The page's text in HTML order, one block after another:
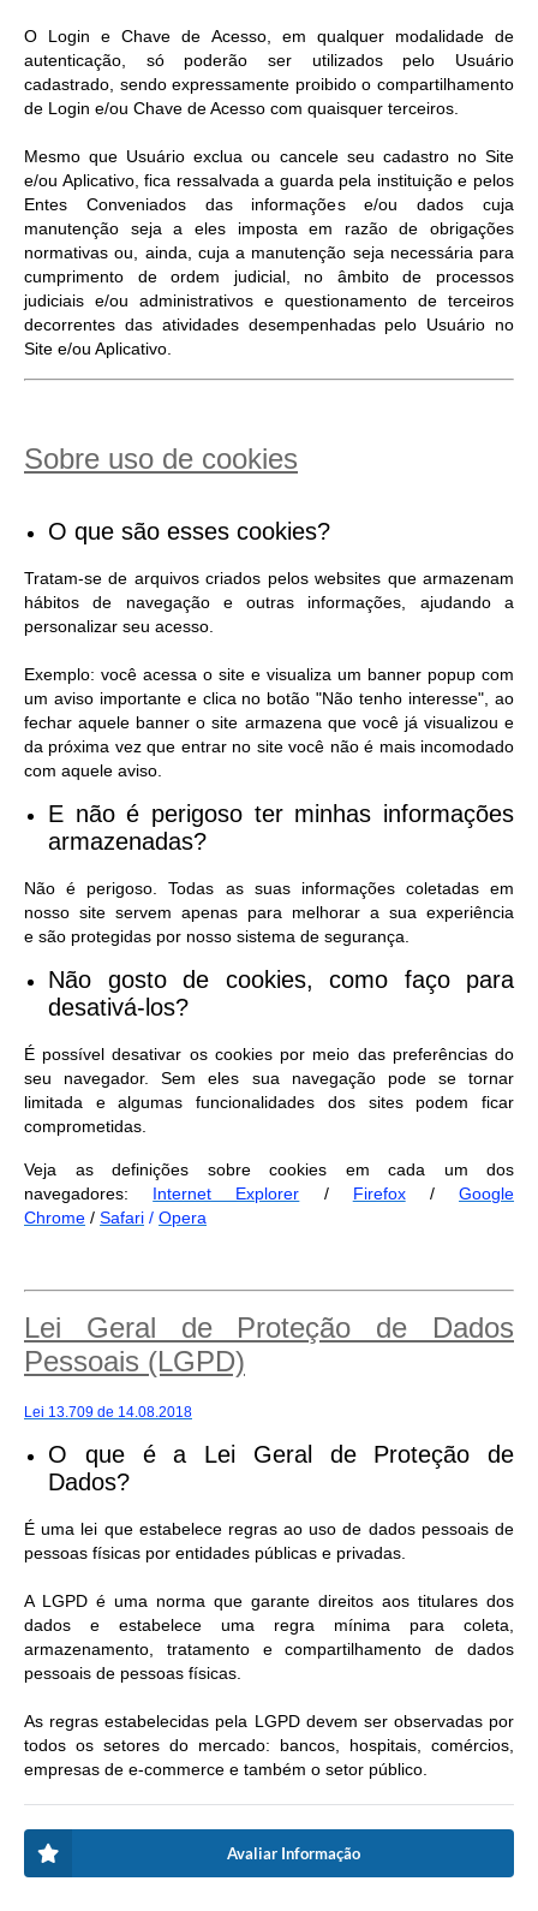
O Login e Chave de Acesso, em qualquer modalidade de
autenticação, só poderão ser utilizados pelo Usuário
cadastrado, sendo expressamente proibido o compartilhamento
de Login e/ou Chave de Acesso com quaisquer terceiros.
Mesmo que Usuário exclua ou cancele seu cadastro no Site
e/ou Aplicativo, fica ressalvada a guarda pela instituição e pelos
Entes Conveniados das informações e/ou dados cuja
manutenção seja a eles imposta em razão de obrigações
normativas ou, ainda, cuja a manutenção seja necessária para
cumprimento de ordem judicial, no âmbito de processos
judiciais e/ou administrativos e questionamento de terceiros
decorrentes das atividades desempenhadas pelo Usuário no
Site e/ou Aplicativo.
Sobre uso de cookies
O que são esses cookies?
Tratam-se de arquivos criados pelos websites que armazenam
hábitos de navegação e outras informações, ajudando a
personalizar seu acesso.
Exemplo: você acessa o site e visualiza um banner popup com
um aviso importante e clica no botão "Não tenho interesse", ao
fechar aquele banner o site armazena que você já visualizou e
da próxima vez que entrar no site você não é mais incomodado
com aquele aviso.
E não é perigoso ter minhas informações
armazenadas?
Não é perigoso. Todas as suas informações coletadas em
nosso site servem apenas para melhorar a sua experiência
e são protegidas por nosso sistema de segurança.
Não gosto de cookies, como faço para
desativá-los?
É possível desativar os cookies por meio das preferências do
seu navegador. Sem eles sua navegação pode se tornar
limitada e algumas funcionalidades dos sites podem ficar
comprometidas.
Veja as definições sobre cookies em cada um dos
navegadores: Internet Explorer / Firefox/Google
Chrome / Safari / Opera
Lei Geral de Proteção de Dados
Pessoais (LGPD)
Lei 13.709 de 14.08.2018
O que é a Lei Geral de Proteção de
Dados?
É uma lei que estabelece regras ao uso de dados pessoais de
pessoas físicas por entidades públicas e privadas.
A LGPD é uma norma que garante direitos aos titulares dos
dados e estabelece uma regra mínima para coleta,
armazenamento, tratamento e compartilhamento de dados
pessoais de pessoas físicas.
As regras estabelecidas pela LGPD devem ser observadas por
todos os setores do mercado: bancos, hospitais, comércios,
empresas de e-commerce e também o setor público.
Avaliar Informação